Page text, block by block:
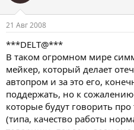
21 Авг 2008
***DELT@***
В таком огромном мире
мейкер, который делает
автопром и за это его,
поддержать, но к
которые будут говорить
(типа, качество работы